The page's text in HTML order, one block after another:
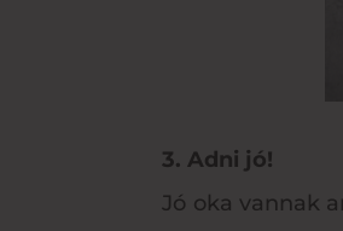
3. Adni jó!
Jó oka vannak